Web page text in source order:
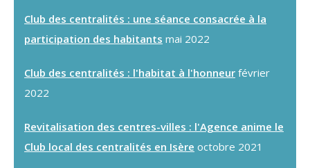
Club des centralités : une séance consacrée à la
participation des habitants mai 2022
Club des centralités : l'habitat à l'honneur février
2022
Revitalisation des centres-villes : l'Agence anime le
Club local des centralités en Isère octobre 2021